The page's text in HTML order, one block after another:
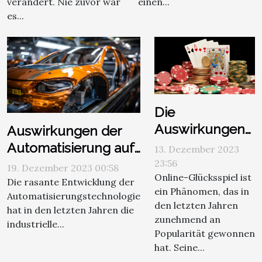
es...
Auswirkungen der
Automatisierung auf
die Industrie und den
Arbeitsmarkt
19. Dezember 2023 00:58
Die rasante Entwicklung der
Automatisierungstechnologie
hat in den letzten Jahren die
industrielle...
Die
Auswirkungen
des Online-
Glücksspiels
auf die
österreichische
Wirtschaft
13. Dezember 2023
23:56
Online-Glücksspiel ist
ein Phänomen, das in
den letzten Jahren
zunehmend an
Popularität gewonnen
hat. Seine...